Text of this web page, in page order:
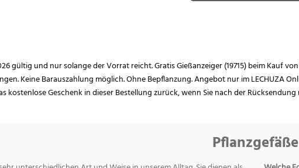
gültig und nur solange der Vorrat reicht. Gratis Gießanzeiger (19715) beim Kauf
Keine Barauszahlung möglich. Ohne Bepflanzung. Angebot nur im LECHUZA
kostenlose Geschenk in dieser Bestellung zurück, wenn Sie nach der
Pflanzgefäße